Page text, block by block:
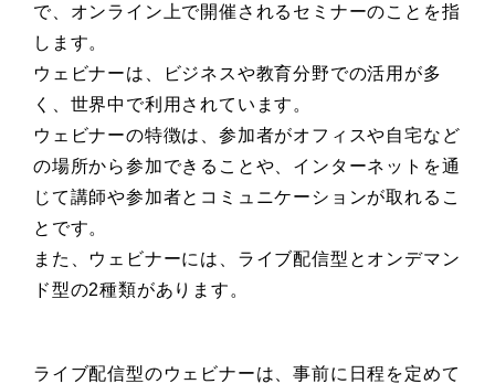
で、オンライン上で開催されるセミナーのことを指
します。
ウェビナーは、ビジネスや教育分野での活用が多
く、世界中で利用されています。
ウェビナーの特徴は、参加者がオフィスや自宅など
の場所から参加できることや、インターネットを通
じて講師や参加者とコミュニケーションが取れるこ
とです。
また、ウェビナーには、ライブ配信型とオンデマン
ド型の2種類があります。
ライブ配信型のウェビナーは、事前に日程を定めて